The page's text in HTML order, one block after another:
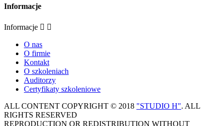
Informacje
Informacje  
O nas
O firmie
Kontakt
O szkoleniach
Auditorzy
Certyfikaty szkoleniowe
ALL CONTENT COPYRIGHT © 2018 "STUDIO H". ALL
RIGHTS RESERVED
REPRODUCTION OR REDISTRIBUTION WITHOUT